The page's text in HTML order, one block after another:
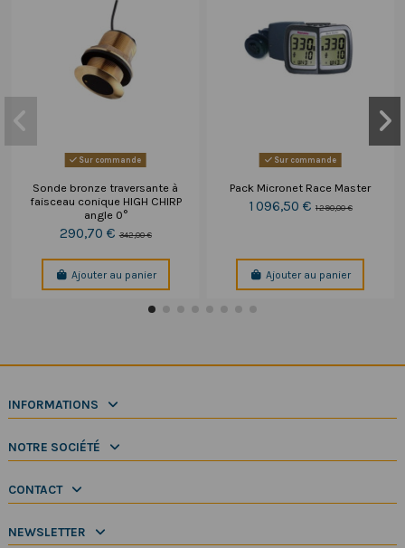
Sur commande
Sonde bronze traversante à
faisceau conique HIGH CHIRP
angle 0°
290,70 €342,00 €
Ajouter au panier
Sur commande
Pack Micronet Race Master
1 096,50 € 1 290,00 €
Ajouter au panier
INFORMATIONS
NOTRE SOCIÉTÉ
CONTACT
NEWSLETTER